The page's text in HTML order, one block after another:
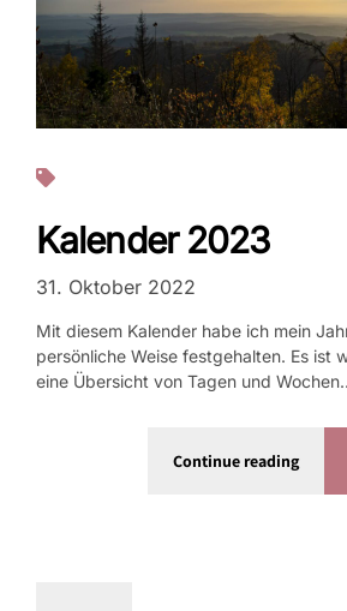
Kalender 2023
31. Oktober 2022
Mit diesem Kalender habe ich mein
persönliche Weise festgehalten. Es ist
eine Übersicht von Tagen und
Continue reading